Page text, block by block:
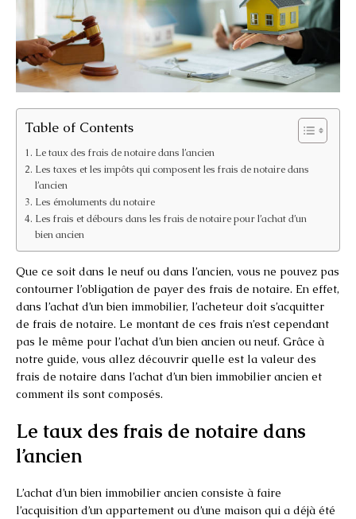
Table of Contents
Le taux des frais de notaire dans l’ancien
Les taxes et les impôts qui composent les frais de notaire dans
l’ancien
Les émoluments du notaire
Les frais et débours dans les frais de notaire pour l’achat d’un
bien ancien
Que ce soit dans le neuf ou dans l’ancien, vous ne pouvez pas
contourner l’obligation de payer des frais de notaire. En effet,
dans l’achat d’un bien immobilier, l’acheteur doit s’acquitter
de frais de notaire. Le montant de ces frais n’est cependant
pas le même pour l’achat d’un bien ancien ou neuf. Grâce à
notre guide, vous allez découvrir quelle est la valeur des
frais de notaire dans l’achat d’un bien immobilier ancien et
comment ils sont composés.
Le taux des frais de notaire dans
l’ancien
L’achat d’un bien immobilier ancien consiste à faire
l’acquisition d’un appartement ou d’une maison qui a déjà été